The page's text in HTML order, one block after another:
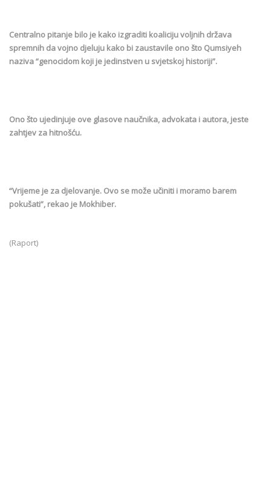
Centralno pitanje bilo je kako izgraditi koaliciju voljnih država
spremnih da vojno djeluju kako bi zaustavile ono što Qumsiyeh
naziva “genocidom koji je jedinstven u svjetskoj historiji”.
Ono što ujedinjuje ove glasove naučnika, advokata i autora, jeste
zahtjev za hitnošću.
“Vrijeme je za djelovanje. Ovo se može učiniti i moramo barem
pokušati”, rekao je Mokhiber.
(Raport)